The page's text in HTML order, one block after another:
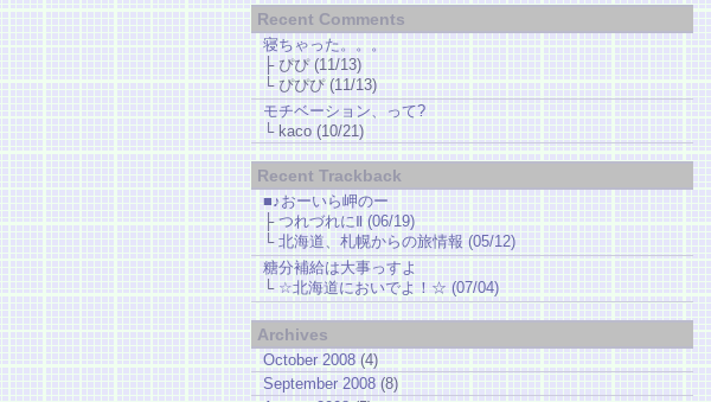
Recent Comments
寝ちゃった。。。
├ ぴぴ (11/13)
└ ぴぴぴ (11/13)
モチベーション、って?
└ kaco (10/21)
Recent Trackback
■♪おーいら岬のー
├つれづれにⅡ (06/19)
└北海道、札幌からの旅情報 (05/12)
糖分補給は大事っすよ
└☆北海道においでよ！☆ (07/04)
Archives
October 2008(4)
September 2008(8)